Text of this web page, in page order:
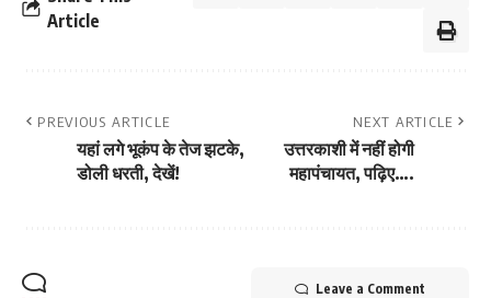
Article
PREVIOUS ARTICLE
यहां लगे भूकंप के तेज झटके,
डोली धरती, देखें!
NEXT ARTICLE
उत्तरकाशी में नहीं होगी
महापंचायत, पढ़िए….
Leave a Comment